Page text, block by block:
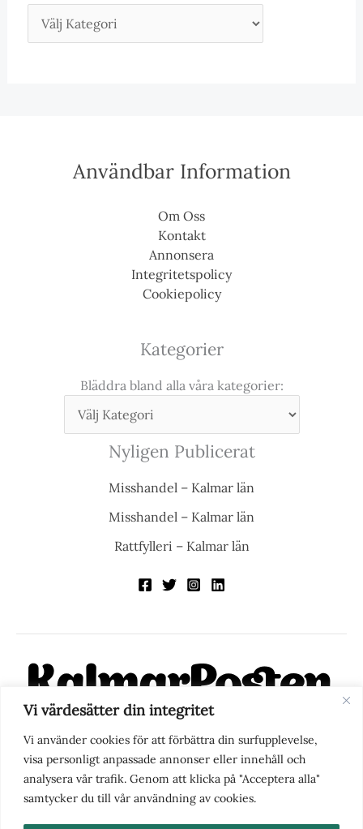
Vi värdesätter din integritet
Vi använder cookies för att förbättra din surfupplevelse,
visa personligt anpassade annonser eller innehåll och
analysera vår trafik. Genom att klicka på "Acceptera alla"
samtycker du till vår användning av cookies.
Användbar Information
Om Oss
Kontakt
Annonsera
Integritetspolicy
Cookiepolicy
Kategorier
Bläddra bland alla våra kategorier:
Nyligen Publicerat
Misshandel – Kalmar län
Misshandel – Kalmar län
Rattfylleri – Kalmar län
KalmarPosten är en modern lokalnyhetstidning på nätet. Med
fokus på Kalmarregionen, men också med blick för det större
perspektivet, vill vi vara din självklara kanal för nyheter,
berättelser och engagemang. KalmarPosten grundades 1988 och
fick nya ägare 2025.